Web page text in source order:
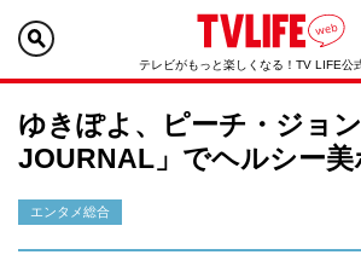
テレビがもっと楽しくなる！TV LIFE公
ゆきぽよ、ピーチ・ジョ
JOURNAL」でヘルシー
エンタメ総合